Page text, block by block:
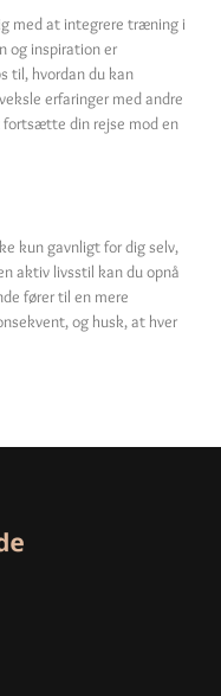
med at integrere træning i
og inspiration er
til, hvordan du kan
erfaringer med andre
din rejse mod en
kun gavnligt for dig selv,
aktiv livsstil kan du opnå
fører til en mere
og husk, at hver